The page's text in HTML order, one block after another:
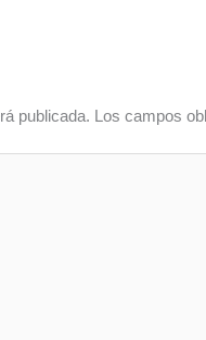
publicada. Los campos